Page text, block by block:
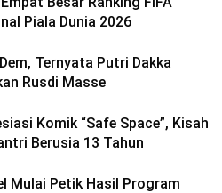
Piala Dunia 2026
Ternyata Putri Dakka
Rusdi Masse
Komik “Safe Space”, Kisah
Berusia 13 Tahun
Mulai Petik Hasil Program